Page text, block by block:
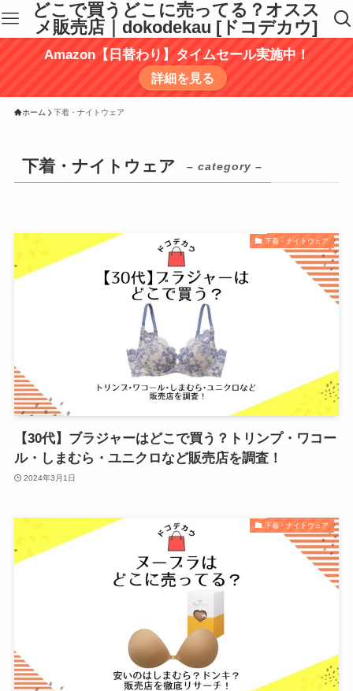
どこで買うどこに売ってる？オスス
メ販売店｜dokodekau [ドコデカウ]
Amazon【日替わり】タイムセール実施中！
詳細を見る
ホーム 下着・ナイトウェア
下着・ナイトウェア – category –
下着・ナイトウェア
【30代】ブラジャーはどこで買う？トリンプ・ワコー
ル・しまむら・ユニクロなど販売店を調査！
2024年3月1日
下着・ナイトウェア